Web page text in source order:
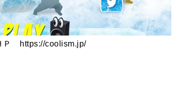
Ｐ https://coolism.jp/